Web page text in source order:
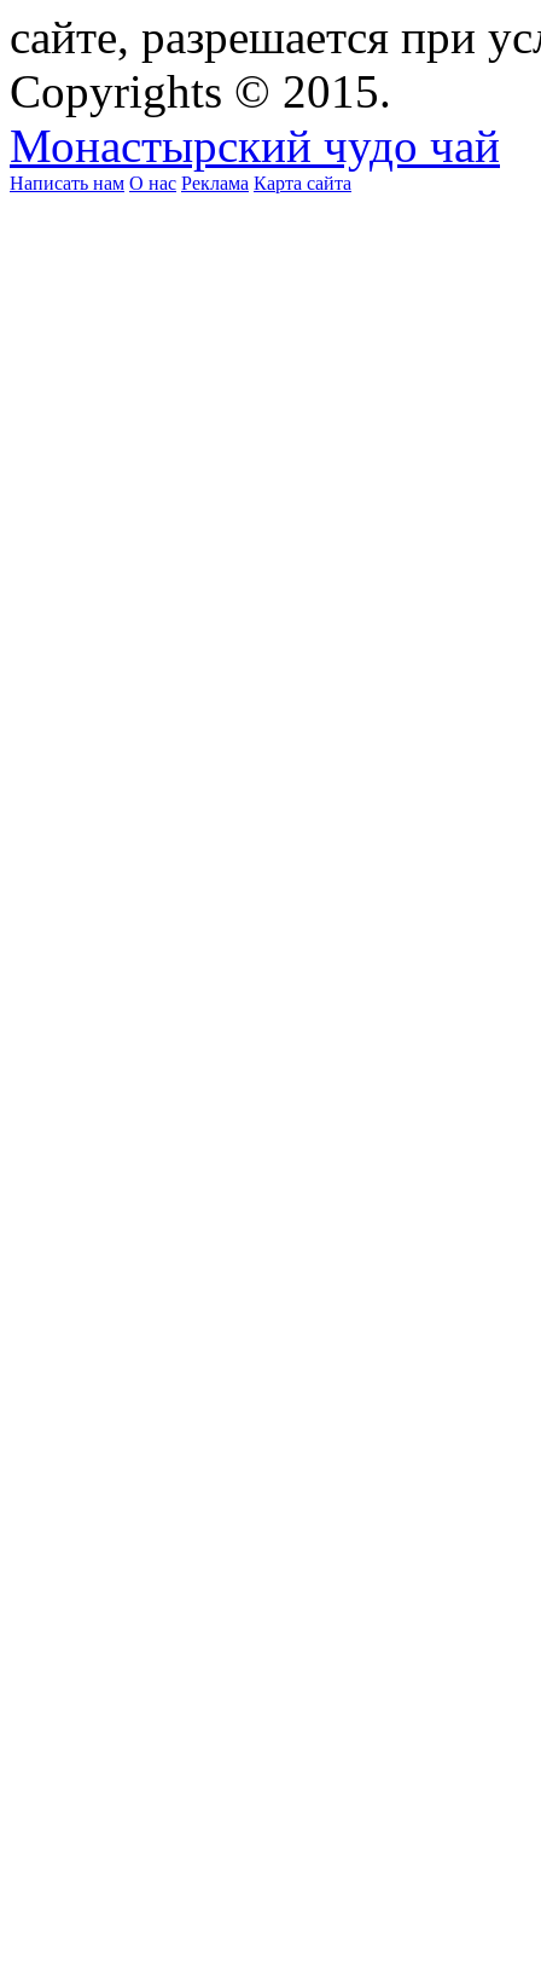
сайте, разрешается при
Copyrights © 2015.
Монастырский чудо чай
Написать нам О нас Реклама Карта сайта